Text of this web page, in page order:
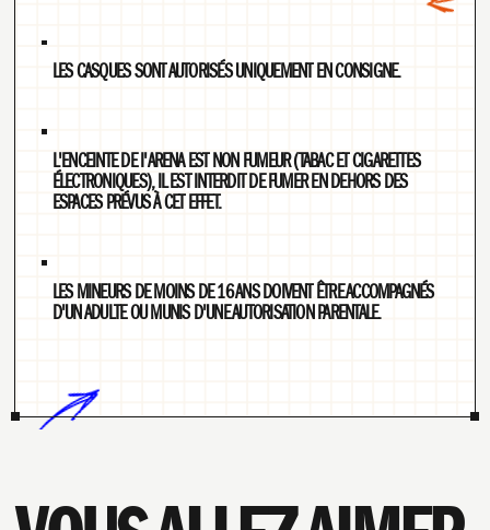
LES CASQUES SONT AUTORISÉS UNIQUEMENT EN CONSIGNE.
L'ENCEINTE DE I'ARENA EST NON FUMEUR (TABAC ET CIGARETTES
ÉLECTRONIQUES), IL EST INTERDIT DE FUMER EN DEHORS DES
ESPACES PRÉVUS À CET EFFET.
LES MINEURS DE MOINS DE 16 ANS DOIVENT ÊTRE ACCOMPAGNÉS
D'UN ADULTE OU MUNIS D'UNE AUTORISATION PARENTALE.​